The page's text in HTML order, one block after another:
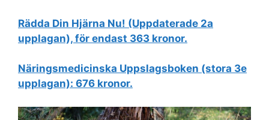
Rädda Din Hjärna Nu! (Uppdaterade 2a
upplagan), för endast 363 kronor.
Näringsmedicinska Uppslagsboken (stora 3e
upplagan): 676 kronor.